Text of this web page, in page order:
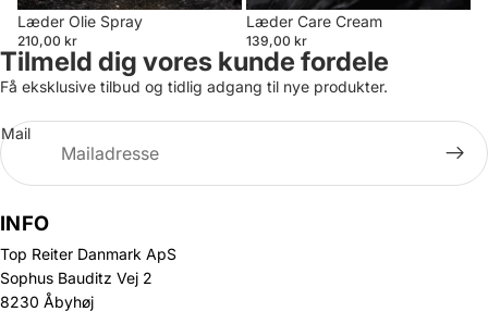
Læder Olie Spray
210,00 kr
Læder Care Cream
139,00 kr
Tilmeld dig vores kunde fordele
Få eksklusive tilbud og tidlig adgang til nye produkter.
Mail
INFO
Top Reiter Danmark ApS
Sophus Bauditz Vej 2
8230 Åbyhøj